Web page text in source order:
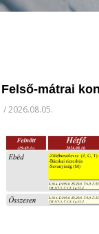
Felső-mátrai
/2026.08.05.